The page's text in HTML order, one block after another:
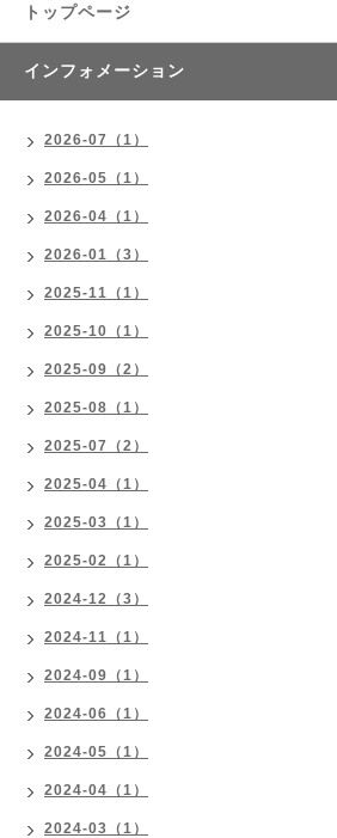
トップページ
インフォメーション
2026-07（1）
2026-05（1）
2026-04（1）
2026-01（3）
2025-11（1）
2025-10（1）
2025-09（2）
2025-08（1）
2025-07（2）
2025-04（1）
2025-03（1）
2025-02（1）
2024-12（3）
2024-11（1）
2024-09（1）
2024-06（1）
2024-05（1）
2024-04（1）
2024-03（1）